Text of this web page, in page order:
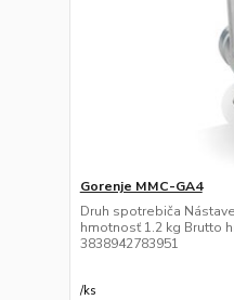
Gorenje MMC-GA4
Druh spotrebiča
hmotnosť 1.2 kg Brutto
3838942783951
/ks